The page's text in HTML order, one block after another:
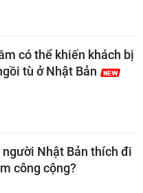
có thể khiến khách bị
tù ở Nhật Bản
người Nhật Bản thích đi
công cộng?